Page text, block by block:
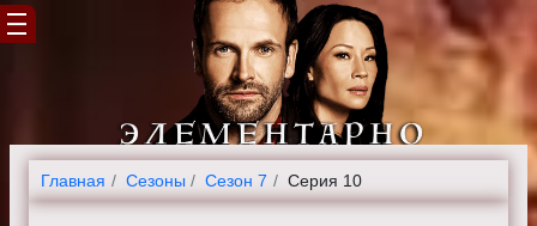
Главная Cезоны Сезон 7 Серия 10